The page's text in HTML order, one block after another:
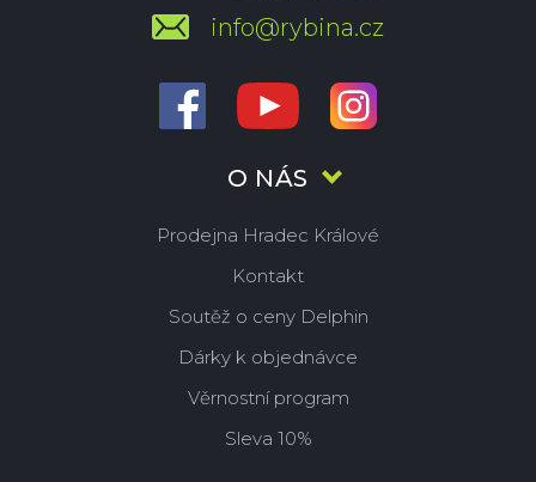
O NÁS
Prodejna Hradec Králové
Kontakt
Soutěž o ceny Delphin
Dárky k objednávce
Věrnostní program
Sleva 10%
info@rybina.cz